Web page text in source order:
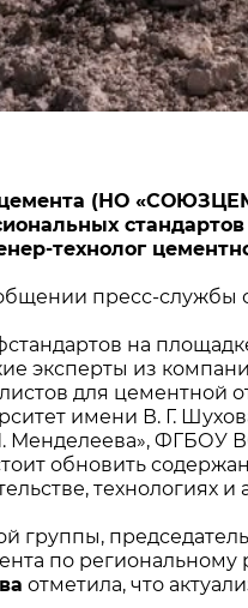
(НО
технолог
пресс-службы
на
эксперты из
для
имени В. Г.
Менделеева», ФГБОУ
обновить
технологиях
группы,
по
отметила, что